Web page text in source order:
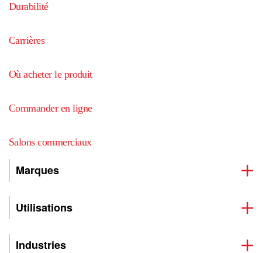
Durabilité
Carrières
Où acheter le produit
Commander en ligne
Salons commerciaux
Marques
Utilisations
Industries